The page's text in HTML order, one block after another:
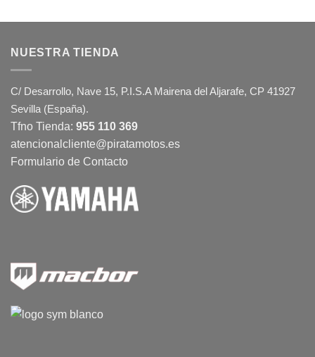
NUESTRA TIENDA
C/ Desarrollo, Nave 15, P.I.S.A Mairena del Aljarafe, CP 41927
Sevilla (España).
Tfno Tienda: 955 110 369
atencionalcliente@piratamotos.es
Formulario de Contacto